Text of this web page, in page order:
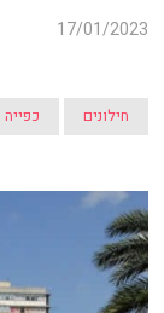
17/01/2023
חילונים כפייה